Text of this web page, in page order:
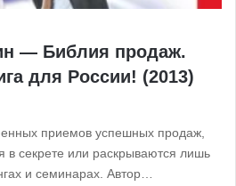
— Библия продаж.
для России! (2013)
приемов успешных продаж,
в секрете или раскрываются лишь
и семинарах. Автор…